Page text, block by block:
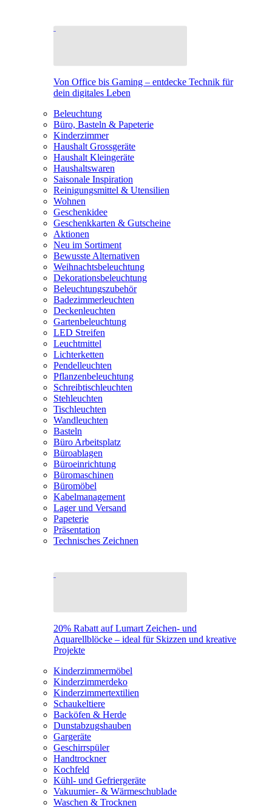
Von Office bis Gaming – entdecke Technik für
dein digitales Leben
Beleuchtung
Büro, Basteln & Papeterie
Kinderzimmer
Haushalt Grossgeräte
Haushalt Kleingeräte
Haushaltswaren
Saisonale Inspiration
Reinigungsmittel & Utensilien
Wohnen
Geschenkidee
Geschenkkarten & Gutscheine
Aktionen
Neu im Sortiment
Bewusste Alternativen
Weihnachtsbeleuchtung
Dekorationsbeleuchtung
Beleuchtungszubehör
Badezimmerleuchten
Deckenleuchten
Gartenbeleuchtung
LED Streifen
Leuchtmittel
Lichterketten
Pendelleuchten
Pflanzenbeleuchtung
Schreibtischleuchten
Stehleuchten
Tischleuchten
Wandleuchten
Basteln
Büro Arbeitsplatz
Büroablagen
Büroeinrichtung
Büromaschinen
Büromöbel
Kabelmanagement
Lager und Versand
Papeterie
Präsentation
Technisches Zeichnen
20% Rabatt auf Lumart Zeichen- und
Aquarellblöcke – ideal für Skizzen und kreative
Projekte
Kinderzimmermöbel
Kinderzimmerdeko
Kinderzimmertextilien
Schaukeltiere
Backöfen & Herde
Dunstabzugshauben
Gargeräte
Geschirrspüler
Handtrockner
Kochfeld
Kühl- und Gefriergeräte
Vakuumier- & Wärmeschublade
Waschen & Trocknen